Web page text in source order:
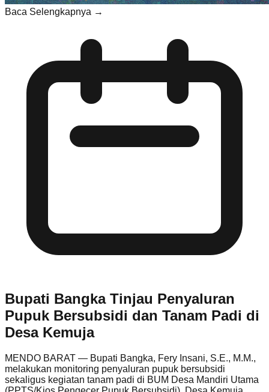
Baca Selengkapnya →
Bupati Bangka Tinjau Penyaluran
Pupuk Bersubsidi dan Tanam Padi di
Desa Kemuja
MENDO BARAT — Bupati Bangka, Fery Insani, S.E., M.M.,
melakukan monitoring penyaluran pupuk bersubsidi
sekaligus kegiatan tanam padi di BUM Desa Mandiri Utama